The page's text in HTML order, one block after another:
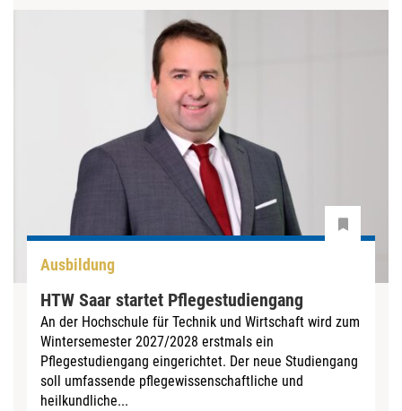
Ausbildung
HTW Saar startet Pflegestudiengang
An der Hochschule für Technik und Wirtschaft wird zum
Wintersemester 2027/2028 erstmals ein
Pflegestudiengang eingerichtet. Der neue Studiengang
soll umfassende pflegewissenschaftliche und
heilkundliche...